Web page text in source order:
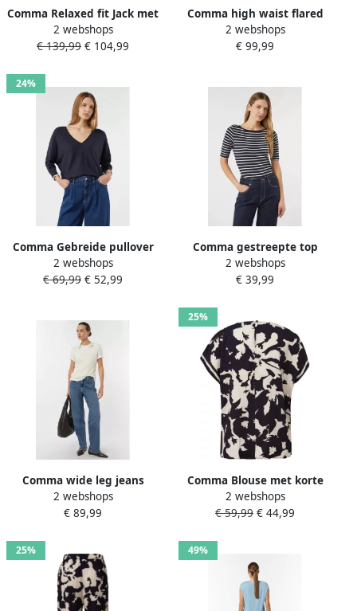
Comma Relaxed fit Jack met
Opstaande kraag
2 webshops
€ 139,99 € 104,99
Comma high waist flared
jeans dark blue denim
2 webshops
€ 99,99
24%
Comma Gebreide pullover
van viscosemix met V-hals
2 webshops
€ 69,99 € 52,99
Comma gestreepte top
marineblauw
2 webshops
€ 39,99
Comma wide leg jeans
medium blue denim
2 webshops
€ 89,99
25%
Comma Blouse met korte
mouwen met print all-over
2 webshops
€ 59,99 € 44,99
25% 49%